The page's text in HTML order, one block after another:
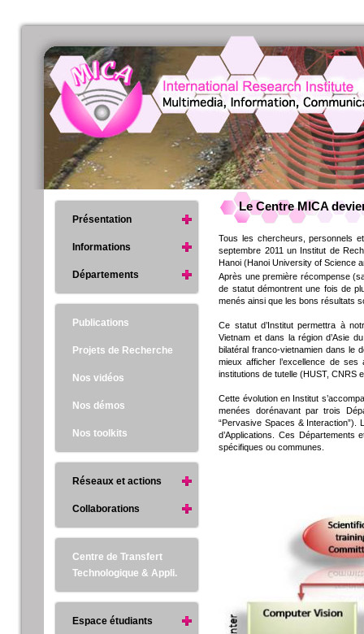
Le Centre MICA
Tous les chercheurs, personnels
septembre 2011 un Institut de
Hanoi (Hanoi University of Science
Après une première récompense
de statut démontrent une fois de
menés ainsi que les bons résultats
Ce statut d’Institut permettra à
Vietnam et dans la région d’Asie
bilatéral franco-vietnamien dans le
mieux afficher l’excellence de
institutions de tutelle (HUST, CNRS
Cette évolution en Institut
menées dorénavant par trois
“Pervasive Spaces & Interaction”).
d’Applications. Ces
spécifiques ou communes.
Présentation
Informations
Départements
Publications
Projets de Recherche
Nos vidéos
Nos démos
Nos toolkits
Réseaux et actions
Collaborations
Centre de Transfert
Technologique & Appli.
Espace étudiants